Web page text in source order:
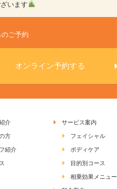
います
ご予約
オンライン予約する
介
方
紹介
サービス案内
フェイシャル
ボディケア
目的別コース
相乗効果メニュー